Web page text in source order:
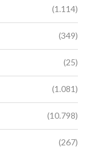
(1.114)
(349)
(25)
(1.081)
(10.798)
(267)